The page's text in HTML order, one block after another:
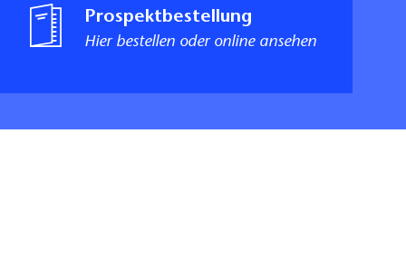
Prospektbestellung
Hier bestellen oder online ansehen